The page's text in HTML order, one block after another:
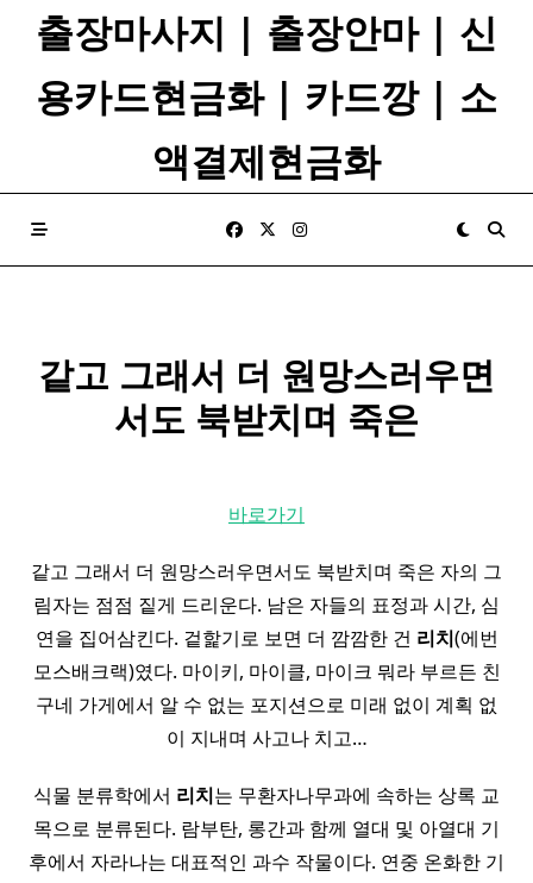
출장마사지 | 출장안마 | 신
용카드현금화 | 카드깡 | 소
액결제현금화
같고 그래서 더 원망스러우면
서도 북받치며 죽은
바로가기
같고 그래서 더 원망스러우면서도 북받치며 죽은 자의 그
림자는 점점 짙게 드리운다. 남은 자들의 표정과 시간, 심
연을 집어삼킨다. 겉핥기로 보면 더 깜깜한 건 리치(에번
모스배크랙)였다. 마이키, 마이클, 마이크 뭐라 부르든 친
구네 가게에서 알 수 없는 포지션으로 미래 없이 계획 없
이 지내며 사고나 치고…
식물 분류학에서 리치는 무환자나무과에 속하는 상록 교
목으로 분류된다. 람부탄, 롱간과 함께 열대 및 아열대 기
후에서 자라나는 대표적인 과수 작물이다. 연중 온화한 기